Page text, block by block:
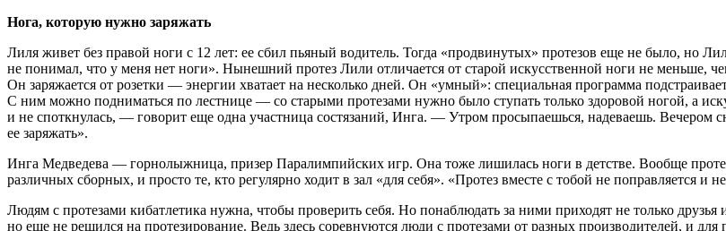
Нога, которую нужно заряжать
Лиля живет без правой ноги с 12 лет: ее сбил пьяный водитель. Тогда «продвинутых» протезов еще не было, но
не понимал, что у меня нет ноги». Нынешний протез Лили отличается от старой искусственной ноги не
Он заряжается от розетки — энергии хватает на несколько дней. Он «умный»: специальная программа
С ним можно подниматься по лестнице — со старыми протезами нужно было ступать только здоровой ногой, а
и не споткнулась, — говорит еще одна участница состязаний, Инга. — Утром просыпаешься, надеваешь. Вечером
ее заряжать».
Инга Медведева — горнолыжница, призер Паралимпийских игр. Она тоже лишилась ноги в детстве. Вообще
различных сборных, и просто те, кто регулярно ходит в зал «для себя». «Протез вместе с тобой не поправляется
Людям с протезами кибатлетика нужна, чтобы проверить себя. Но понаблюдать за ними приходят не только друзья
но еще не решился на протезирование. Ведь здесь соревнуются люди с протезами от разных производителей, и